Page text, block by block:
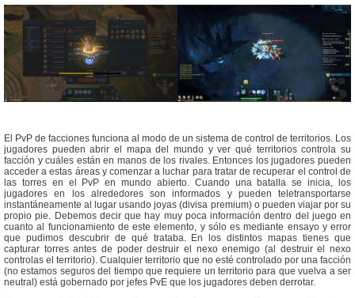
El PvP de facciones funciona al modo de un sistema de control de territorios. Los
jugadores pueden abrir el mapa del mundo y ver qué territorios controla su
facción y cuáles están en manos de los rivales. Entonces los jugadores pueden
acceder a estas áreas y comenzar a luchar para tratar de recuperar el control de
las torres en el PvP en mundo abierto. Cuando una batalla se inicia, los
jugadores en los alrededores son informados y pueden teletransportarse
instantáneamente al lugar usando joyas (divisa premium) o pueden viajar por su
propio pie. Debemos decir que hay muy poca información dentro del juego en
cuanto al funcionamiento de este elemento, y sólo es mediante ensayo y error
que pudimos descubrir de qué trataba. En los distintos mapas tienes que
capturar torres antes de poder destruir el nexo enemigo (al destruir el nexo
controlas el territorio). Cualquier territorio que no esté controlado por una facción
(no estamos seguros del tiempo que requiere un territorio para que vuelva a ser
neutral) está gobernado por jefes PvE que los jugadores deben derrotar.